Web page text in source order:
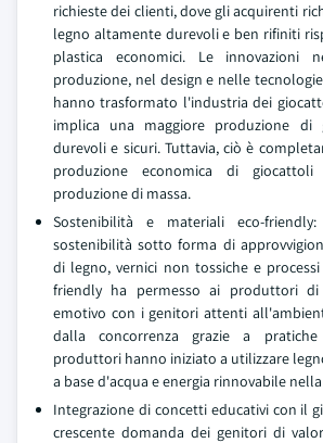
richieste dei clienti, dove gli acquirenti
legno altamente durevoli e ben rifiniti
plastica economici. Le innovazioni
produzione, nel design e nelle
hanno trasformato l'industria dei
implica una maggiore produzione di
durevoli e sicuri. Tuttavia, ciò è
produzione economica di
produzione di massa.
Sostenibilità e materiali eco-
sostenibilità sotto forma di
di legno, vernici non tossiche e
friendly ha permesso ai produttori
emotivo con i genitori attenti
dalla concorrenza grazie a
produttori hanno iniziato a utilizzare
a base d'acqua e energia rinnovabile
Integrazione di concetti educativi con il
crescente domanda dei genitori di